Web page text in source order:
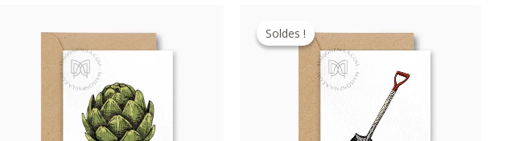
Soldes !
Soldes !